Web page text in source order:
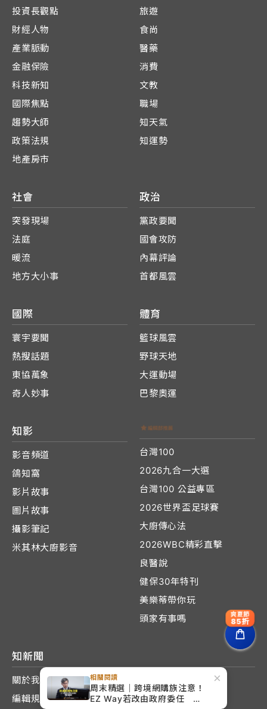
×
相關閱讀
周末精選｜跨境網購族注意！
EZ Way若改由政府委任 預
投資長觀點
財經人物
產業脈動
金融保險
科技新知
國際焦點
趨勢大師
政策法規
地產房市
旅遊
食尚
醫藥
消費
文教
職場
知天氣
知運勢
社會
突發現場
法庭
暖流
地方大小事
政治
黨政要聞
國會攻防
內幕評論
首都風雲
國際
寰宇要聞
熱搜話題
東協萬象
奇人妙事
體育
籃球風雲
野球天地
大運動場
巴黎奧運
知影
影音頻道
鴿知窩
影片故事
圖片故事
攝影筆記
米其林大廚影音
台灣100
2026九合一大選
台灣100 公益專區
2026世界盃足球賽
大廚傳心法
2026WBC精彩直擊
良醫說
健保30年特刊
美樂蒂帶你玩
頭家有事嗎
知新聞
關於我們
編輯規範與申訴
爽夏節
85折